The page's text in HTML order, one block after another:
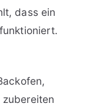
dass ein